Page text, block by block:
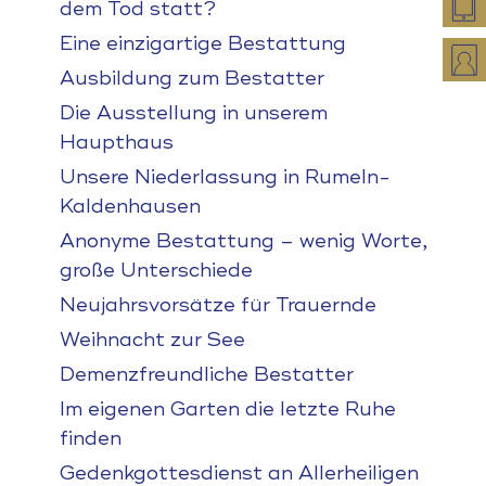
dem Tod statt?
Eine einzigartige Bestattung
Ausbildung zum Bestatter
Die Ausstellung in unserem
Haupthaus
Unsere Niederlassung in Rumeln-
Kaldenhausen
Anonyme Bestattung – wenig Worte,
große Unterschiede
Neujahrsvorsätze für Trauernde
Weihnacht zur See
Demenzfreundliche Bestatter
Im eigenen Garten die letzte Ruhe
finden
Gedenkgottesdienst an Allerheiligen